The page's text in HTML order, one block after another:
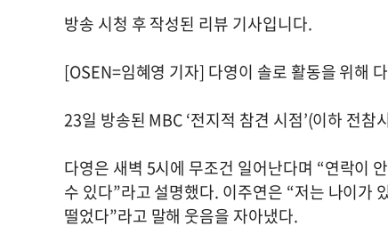
방송 시청 후 작성된 리뷰 기사입니다.
[OSEN=임혜영 기자] 다영이 솔로 활동을 위해
23일 방송된 MBC ‘전지적 참견 시점’(이하 전
다영은 새벽 5시에 무조건 일어난다며 “연락이
수 있다”라고 설명했다. 이주연은 “저는 나이가
떨었다”라고 말해 웃음을 자아냈다.